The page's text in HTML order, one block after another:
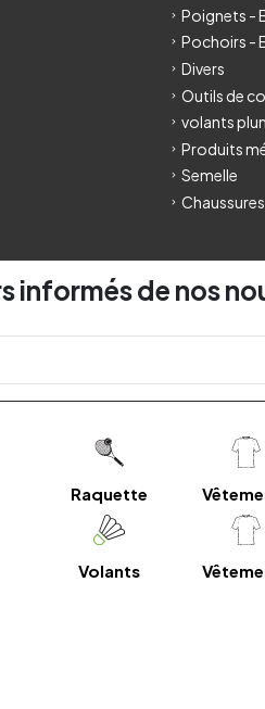
Poignets -
Pochoirs -
Divers
Outils de
volants
Produits
Semelle
Chaussures
informés de nos
Raquette
Volants